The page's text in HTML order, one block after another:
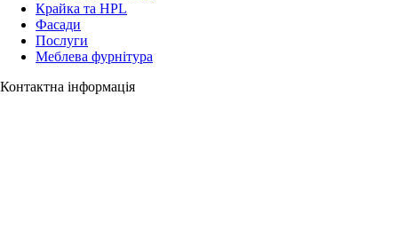
Крайка та HPL
Фасади
Послуги
Меблева фурнітура
Контактна інформація